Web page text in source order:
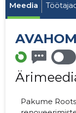
Meedia
Pakume